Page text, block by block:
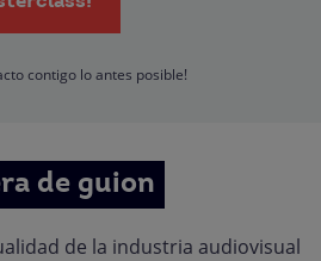
Northius
productos y servicios de acuerdo a su
se explica en laPolítica de Privacidad
contigo lo antes posible!
de guion
de la industria audiovisual